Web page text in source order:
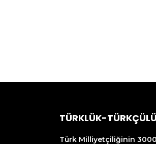
TÜRKLÜK-
Türk Milliyetçiliğinin 3000